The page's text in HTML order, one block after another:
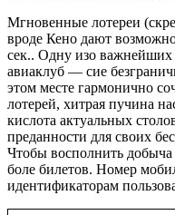
Мгновенные лотереи
вроде Кено дают
сек.. Одну изо важнейших
авиаклуб — сие
этом месте гармонично
лотерей, хитрая пучина
кислота актуальных
преданности для своих
Чтобы восполнить
боле билетов. Номер
идентификаторам